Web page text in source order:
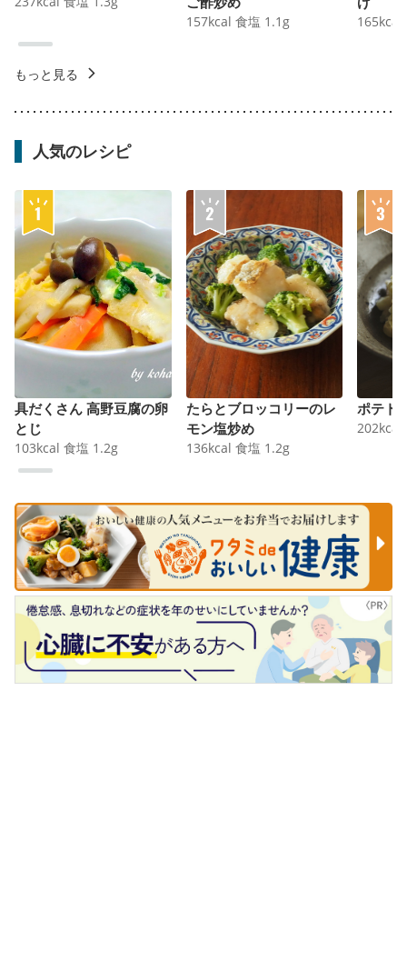
157kcal 食塩 1.1 g 165kcal
もっと見る
人気のレシピ
具だくさん 高野豆腐の卵
とじ
103kcal 食塩 1.2g
たらとブロッコリーのレ
モン塩炒め
136kcal 食塩 1.2g
ポテト
202kcal